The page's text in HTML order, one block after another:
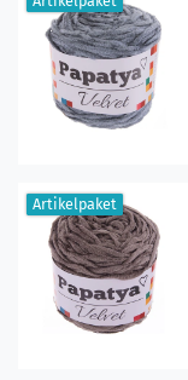
Artikelpaket